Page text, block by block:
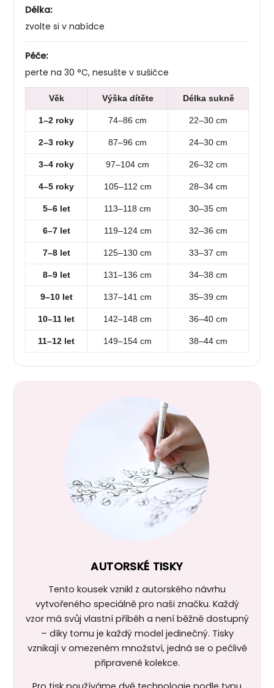
Délka:
zvolte si v nabídce
Péče:
perte na 30 °C, nesušte v sušičce
Věk Výška dítěte Délka sukně
1–2 roky 74–86 cm 22–30 cm
2–3 roky 87–96 cm 24–30 cm
3–4 roky 97–104 cm 26–32 cm
4–5 roky 105–112 cm 28–34 cm
5–6 let 113–118 cm 30–35 cm
6–7 let 119–124 cm 32–36 cm
7–8 let 125–130 cm 33–37 cm
8–9 let 131–136 cm 34–38 cm
9–10 let 137–141 cm 35–39 cm
10–11 let 142–148 cm 36–40 cm
11–12 let 149–154 cm 38–44 cm
AUTORSKÉ TISKY
Tento kousek vznikl z autorského návrhu
vytvořeného speciálně pro naši značku. Každý
vzor má svůj vlastní příběh a není běžně dostupný
– díky tomu je každý model jedinečný. Tisky
vznikají v omezeném množství, jedná se o pečlivě
připravené kolekce.